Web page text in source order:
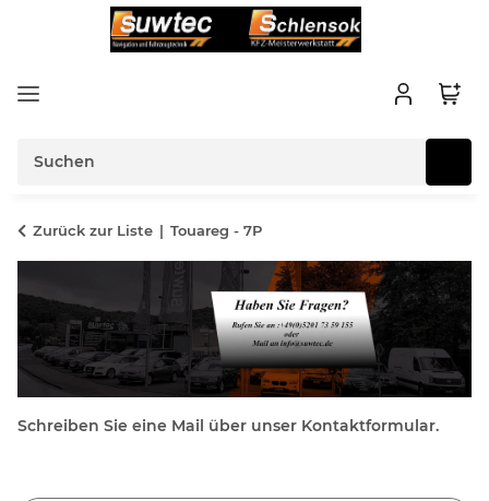
Zurück zur Liste Touareg - 7P
Schreiben Sie eine Mail über unser Kontaktformular.